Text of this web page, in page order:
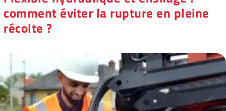
comment éviter la rupture en pleine
récolte ?